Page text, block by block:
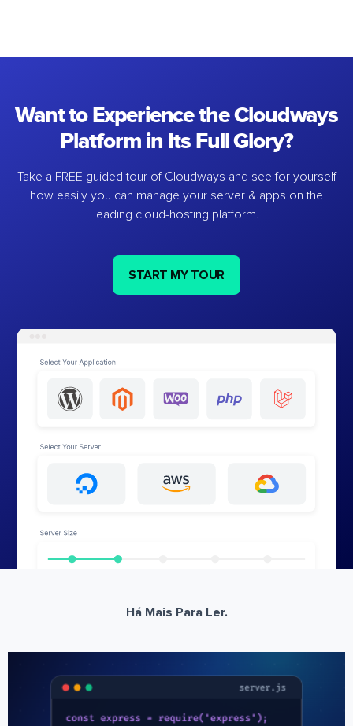
Want to Experience the Cloudways
Platform in Its Full Glory?
Take a FREE guided tour of Cloudways and see for yourself
how easily you can manage your server & apps on the
leading cloud-hosting platform.
START MY TOUR
Há Mais Para Ler.